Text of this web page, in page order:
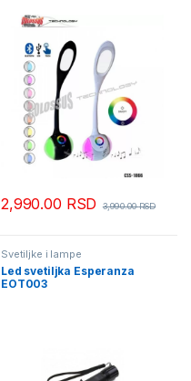
2,990.00 RSD 3,990.00RSD
Svetiljke i lampe
Led svetiljka Esperanza
EOT003